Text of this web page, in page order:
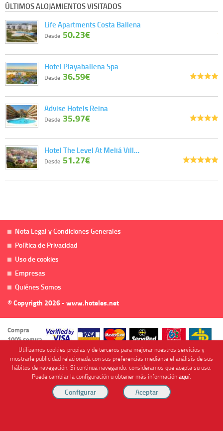
ÚLTIMOS ALOJAMIENTOS VISITADOS
Life Apartments Costa Ballena
Desde 50.23€
Hotel Playaballena Spa
Desde 36.59€
Advise Hotels Reina
Desde 35.97€
Hotel The Level At Meliá Vill…
Desde 51.27€
Nota Legal y Condiciones Generales
Política de Privacidad
Uso de cookies
Empresas
Quiénes Somos
© Copyrigth 2026 - www.hoteles.net
Compra
100% segura
Cofinanciado por
Utilizamos cookies propias y de terceros para mejorar nuestros servicios y
mostrarle publicidad relacionada con sus preferencias mediante el análisis de sus
hábitos de navegación. Si continua navegando, consideramos que acepta su uso.
Puede cambiar la configuración u obtener más informaciónaquí.